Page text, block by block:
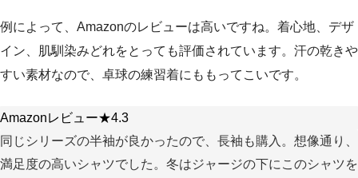
例によって、Amazonのレビューは高いですね。着心地、デザ
イン、肌馴染みどれをとっても評価されています。汗の乾きや
すい素材なので、卓球の練習着にももってこいです。
Amazonレビュー★4.3
同じシリーズの半袖が良かったので、長袖も購入。想像通り、
満足度の高いシャツでした。冬はジャージの下にこのシャツを